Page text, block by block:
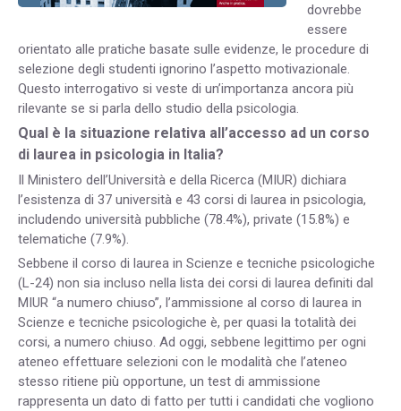
dovrebbe
essere
orientato alle pratiche basate sulle evidenze, le procedure di
selezione degli studenti ignorino l’aspetto motivazionale.
Questo interrogativo si veste di un’importanza ancora più
rilevante se si parla dello studio della psicologia.
Qual è la situazione relativa all’accesso ad un corso
di laurea in psicologia in Italia?
Il Ministero dell’Università e della Ricerca (MIUR) dichiara
l’esistenza di 37 università e 43 corsi di laurea in psicologia,
includendo università pubbliche (78.4%), private (15.8%) e
telematiche (7.9%).
Sebbene il corso di laurea in Scienze e tecniche psicologiche
(L-24) non sia incluso nella lista dei corsi di laurea definiti dal
MIUR “a numero chiuso”, l’ammissione al corso di laurea in
Scienze e tecniche psicologiche è, per quasi la totalità dei
corsi, a numero chiuso. Ad oggi, sebbene legittimo per ogni
ateneo effettuare selezioni con le modalità che l’ateneo
stesso ritiene più opportune, un test di ammissione
rappresenta un dato di fatto per tutti i candidati che vogliono